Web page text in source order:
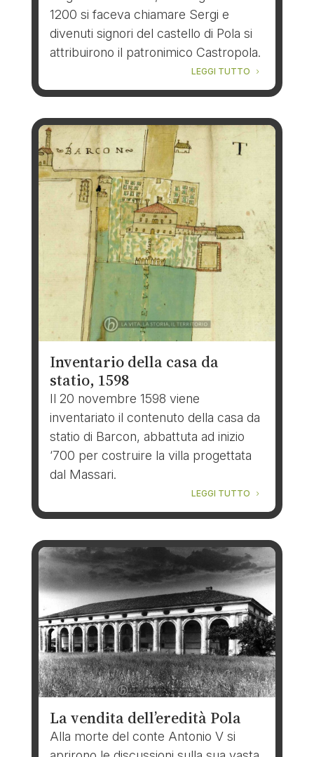
1200 si faceva chiamare Sergi e
divenuti signori del castello di Pola si
attribuirono il patronimico Castropola.
LEGGI TUTTO
Inventario della casa da
statio, 1598
Il 20 novembre 1598 viene
inventariato il contenuto della casa da
statio di Barcon, abbattuta ad inizio
‘700 per costruire la villa progettata
dal Massari.
LEGGI TUTTO
La vendita dell’eredità Pola
Alla morte del conte Antonio V si